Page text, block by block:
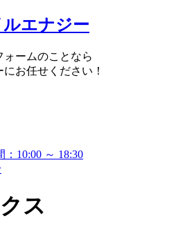
ームのことなら
お任せください！
：10:00 ～ 18:30
ス